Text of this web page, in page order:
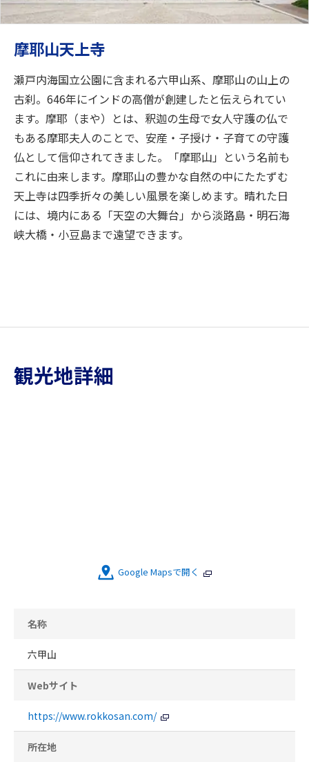
摩耶山天上寺
瀬戸内海国立公園に含まれる六甲山系、摩耶山の山上の
古刹。646年にインドの高僧が創建したと伝えられてい
ます。摩耶（まや）とは、釈迦の生母で女人守護の仏で
もある摩耶夫人のことで、安産・子授け・子育ての守護
仏として信仰されてきました。「摩耶山」という名前も
これに由来します。摩耶山の豊かな自然の中にたたずむ
天上寺は四季折々の美しい風景を楽しめます。晴れた日
には、境内にある「天空の大舞台」から淡路島・明石海
峡大橋・小豆島まで遠望できます。
観光地詳細
Google Mapsで開く
名称
六甲山
Webサイト
https://www.rokkosan.com/
所在地